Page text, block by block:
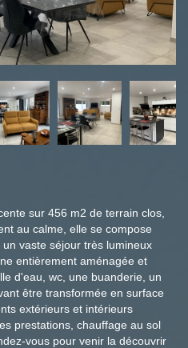
sur 456 m2 de terrain clos,
au calme, elle se compose
vaste séjour très lumineux
entièrement aménagée et
d'eau, wc, une buanderie, un
être transformée en surface
extérieurs et intérieurs
prestations, chauffage au sol
vous pour venir la découvrir